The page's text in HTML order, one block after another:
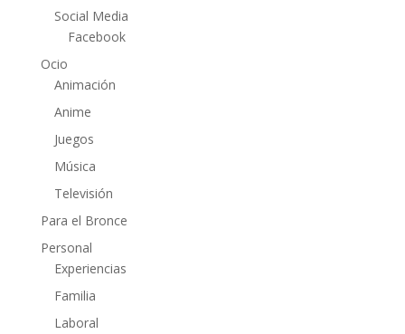
Social Media
Facebook
Ocio
Animación
Anime
Juegos
Música
Televisión
Para el Bronce
Personal
Experiencias
Familia
Laboral